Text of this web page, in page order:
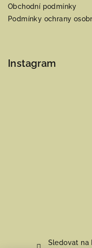
Obchodní podmínky
Podmínky ochrany
Instagram
Sledovat na